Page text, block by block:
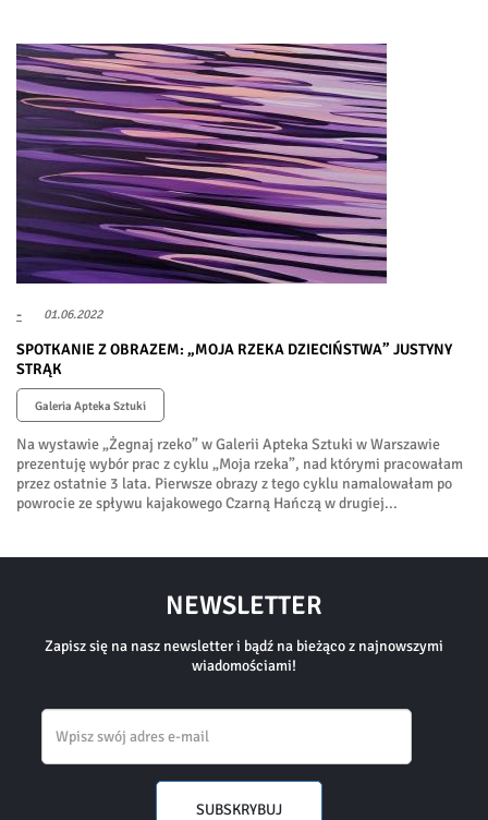
- 01.06.2022
SPOTKANIE Z OBRAZEM: „MOJA RZEKA DZIECIŃSTWA” JUSTYNY
STRĄK
Galeria Apteka Sztuki
Na wystawie „Żegnaj rzeko” w Galerii Apteka Sztuki w Warszawie
prezentuję wybór prac z cyklu „Moja rzeka”, nad którymi pracowałam
przez ostatnie 3 lata. Pierwsze obrazy z tego cyklu namalowałam po
powrocie ze spływu kajakowego Czarną Hańczą w drugiej...
NEWSLETTER
Zapisz się na nasz newsletter i bądź na bieżąco z najnowszymi
wiadomościami!
SUBSKRYBUJ